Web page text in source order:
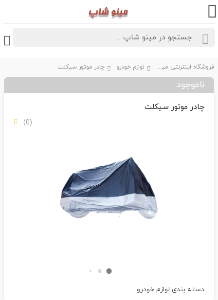
فروشگاه اینترنتی مینو شاپ لوازم خودرو چادر موتور سیکلت
ناموجود
چادر موتور سیکلت
(0)
دسته بندی لوازم خودرو